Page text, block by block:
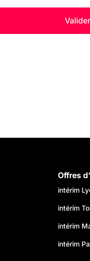
Offres
intérim
intérim
intérim
intérim